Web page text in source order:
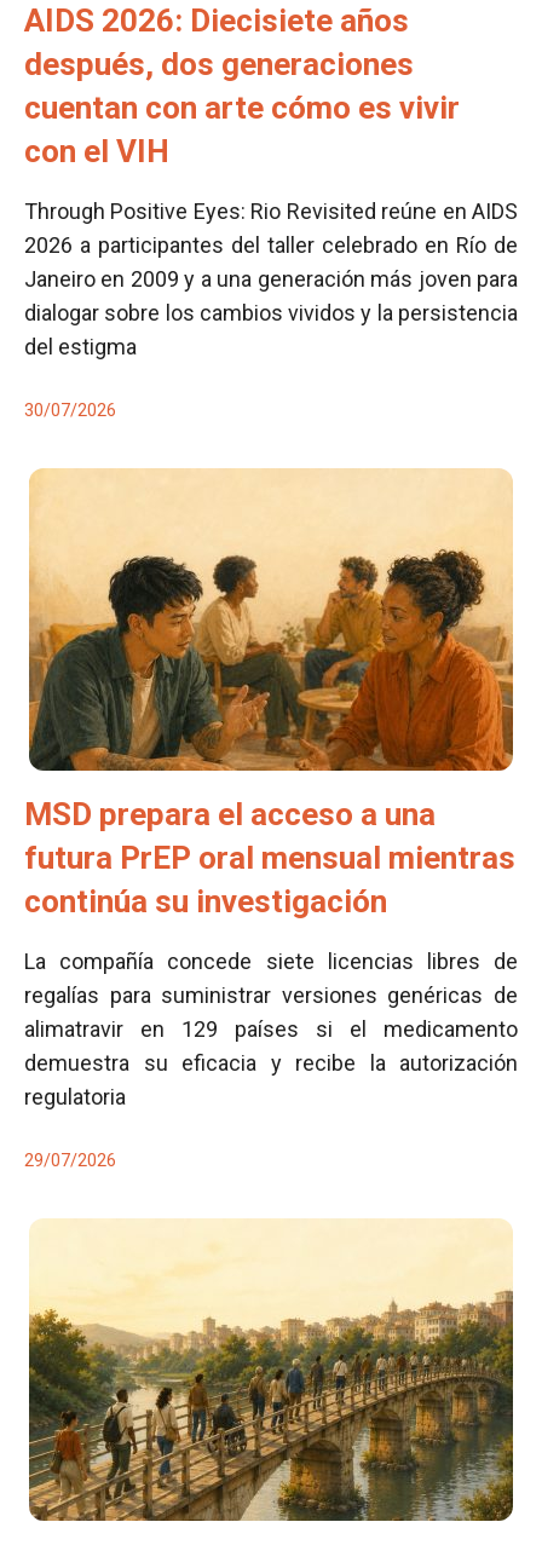
AIDS 2026: Diecisiete años
después, dos generaciones
cuentan con arte cómo es vivir
con el VIH
Through Positive Eyes: Rio Revisited reúne en AIDS
2026 a participantes del taller celebrado en Río de
Janeiro en 2009 y a una generación más joven para
dialogar sobre los cambios vividos y la persistencia
del estigma
30/07/2026
MSD prepara el acceso a una
futura PrEP oral mensual mientras
continúa su investigación
La compañía concede siete licencias libres de
regalías para suministrar versiones genéricas de
alimatravir en 129 países si el medicamento
demuestra su eficacia y recibe la autorización
regulatoria
29/07/2026